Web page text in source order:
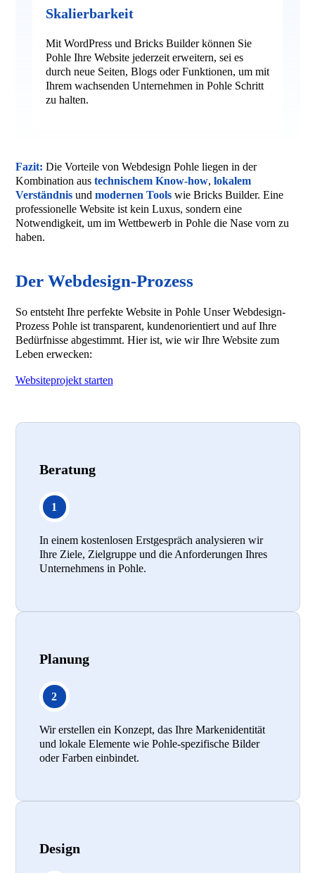
Skalierbarkeit
Mit WordPress und Bricks Builder können Sie
Pohle Ihre Website jederzeit erweitern, sei es
durch neue Seiten, Blogs oder Funktionen, um mit
Ihrem wachsenden Unternehmen in Pohle Schritt
zu halten.
Fazit: Die Vorteile von Webdesign Pohle liegen in der
Kombination aus technischem Know-how, lokalem
Verständnisund modernen Toolswie Bricks Builder. Eine
professionelle Website ist kein Luxus, sondern eine
Notwendigkeit, um im Wettbewerb in Pohle die Nase vorn zu
haben.
Der Webdesign-Prozess
So entsteht Ihre perfekte Website in Pohle Unser Webdesign-
Prozess Pohle ist transparent, kundenorientiert und auf Ihre
Bedürfnisse abgestimmt. Hier ist, wie wir Ihre Website zum
Leben erwecken:
Websiteprojekt starten
Beratung
In einem kostenlosen Erstgespräch analysieren wir
Ihre Ziele, Zielgruppe und die Anforderungen Ihres
Unternehmens in Pohle.
Planung
Wir erstellen ein Konzept, das Ihre Markenidentität
und lokale Elemente wie Pohle-spezifische Bilder
oder Farben einbindet.
Design